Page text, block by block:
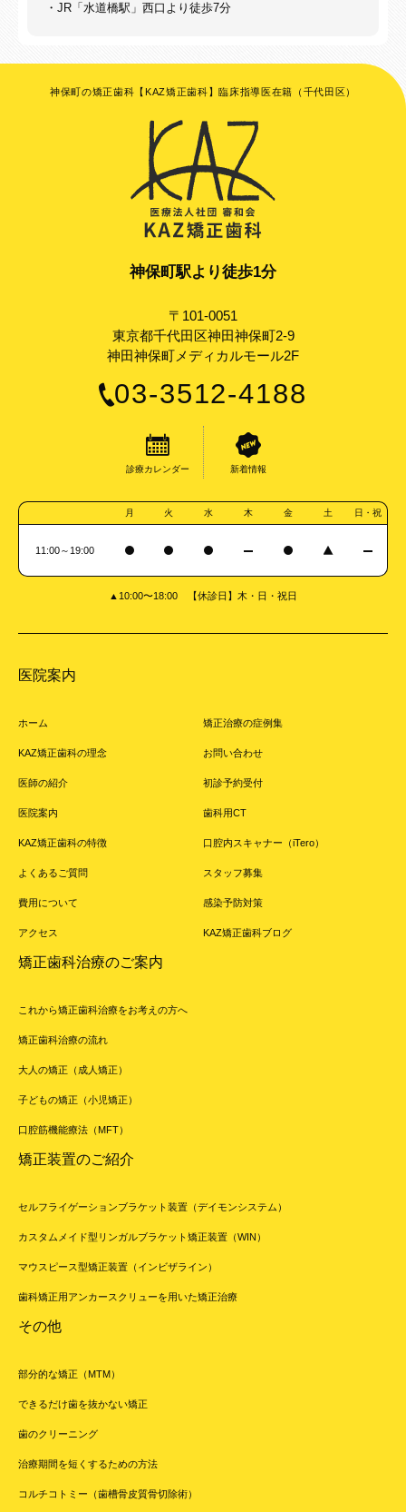
・JR「水道橋駅」西口より徒歩7分
神保町の矯正歯科【KAZ矯正歯科】臨床指導医在籍（千代田区）
神保町駅より徒歩1分
〒101-0051
東京都千代田区神田神保町2-9
神田神保町メディカルモール2F
03-3512-4188
診療カレンダー 新着情報
月 火 水 木 金 土 日・祝
11:00～19:00
▲10:00〜18:00 【休診日】木・日・祝日
医院案内
ホーム
KAZ矯正歯科の理念
医師の紹介
医院案内
KAZ矯正歯科の特徴
よくあるご質問
費用について
アクセス
矯正治療の症例集
お問い合わせ
初診予約受付
歯科用CT
口腔内スキャナー（iTero）
スタッフ募集
感染予防対策
KAZ矯正歯科ブログ
矯正歯科治療のご案内
これから矯正歯科治療をお考えの方へ
矯正歯科治療の流れ
大人の矯正（成人矯正）
子どもの矯正（小児矯正）
口腔筋機能療法（MFT）
矯正装置のご紹介
セルフライゲーションブラケット装置（デイモンシステム）
カスタムメイド型リンガルブラケット矯正装置（WIN）
マウスピース型矯正装置（インビザライン）
歯科矯正用アンカースクリューを用いた矯正治療
その他
部分的な矯正（MTM）
できるだけ歯を抜かない矯正
歯のクリーニング
治療期間を短くするための方法
コルチコトミー（歯槽骨皮質骨切除術）